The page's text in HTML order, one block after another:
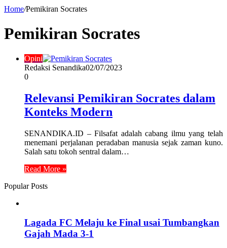
Home/Pemikiran Socrates
Pemikiran Socrates
Opini
Redaksi Senandika02/07/2023
0
Relevansi Pemikiran Socrates dalam
Konteks Modern
SENANDIKA.ID – Filsafat adalah cabang ilmu yang telah
menemani perjalanan peradaban manusia sejak zaman kuno.
Salah satu tokoh sentral dalam…
Read More »
Popular Posts
Lagada FC Melaju ke Final usai Tumbangkan
Gajah Mada 3-1